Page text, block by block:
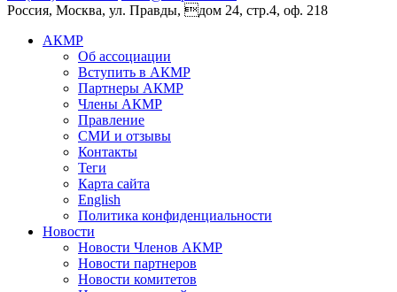
Россия, Москва, ул. Правды, дом 24, стр.4, оф. 218
АКМР
Об ассоциации
Вступить в АКМР
Партнеры АКМР
Члены АКМР
Правление
СМИ и отзывы
Контакты
Теги
Карта сайта
English
Политика конфиденциальности
Новости
Новости Членов АКМР
Новости партнеров
Новости комитетов